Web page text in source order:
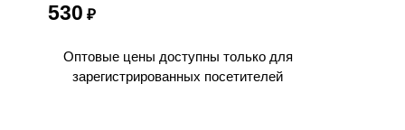
530 ₽
Оптовые цены доступны только для
зарегистрированных посетителей